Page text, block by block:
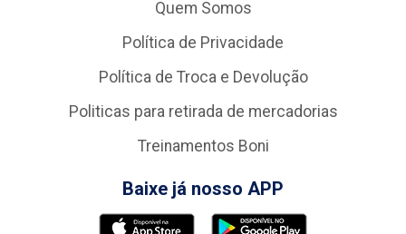
Quem Somos
Política de Privacidade
Política de Troca e Devolução
Politicas para retirada de mercadorias
Treinamentos Boni
Baixe já nosso APP